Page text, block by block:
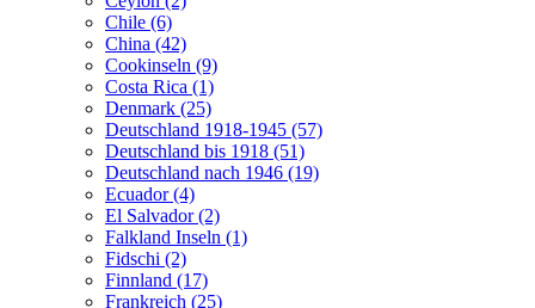
Chile (6)
China (42)
Cookinseln (9)
Costa Rica (1)
Denmark (25)
Deutschland 1918-1945 (57)
Deutschland bis 1918 (51)
Deutschland nach 1946 (19)
Ecuador (4)
El Salvador (2)
Falkland Inseln (1)
Fidschi (2)
Finnland (17)
Frankreich (25)